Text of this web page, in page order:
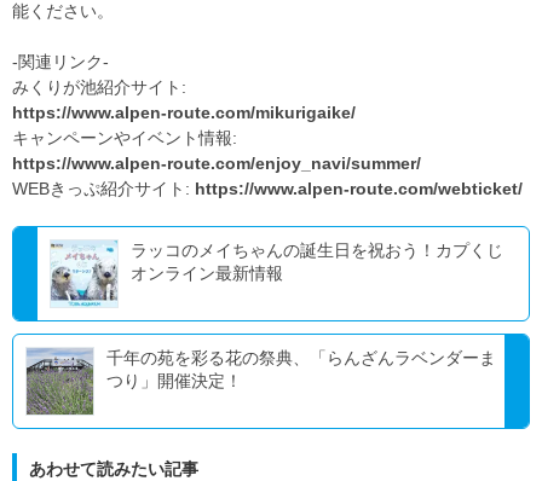
能ください。
-関連リンク-
みくりが池紹介サイト:
https://www.alpen-route.com/mikurigaike/
キャンペーンやイベント情報:
https://www.alpen-route.com/enjoy_navi/summer/
WEBきっぷ紹介サイト: https://www.alpen-route.com/webticket/
ラッコのメイちゃんの誕生日を祝おう！カプくじ
オンライン最新情報
千年の苑を彩る花の祭典、「らんざんラベンダーま
つり」開催決定！
あわせて読みたい記事